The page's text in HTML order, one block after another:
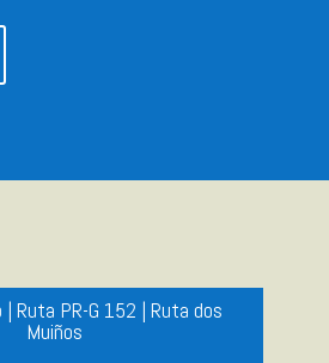
Ruta PR-G 152 | Ruta dos
Muiños